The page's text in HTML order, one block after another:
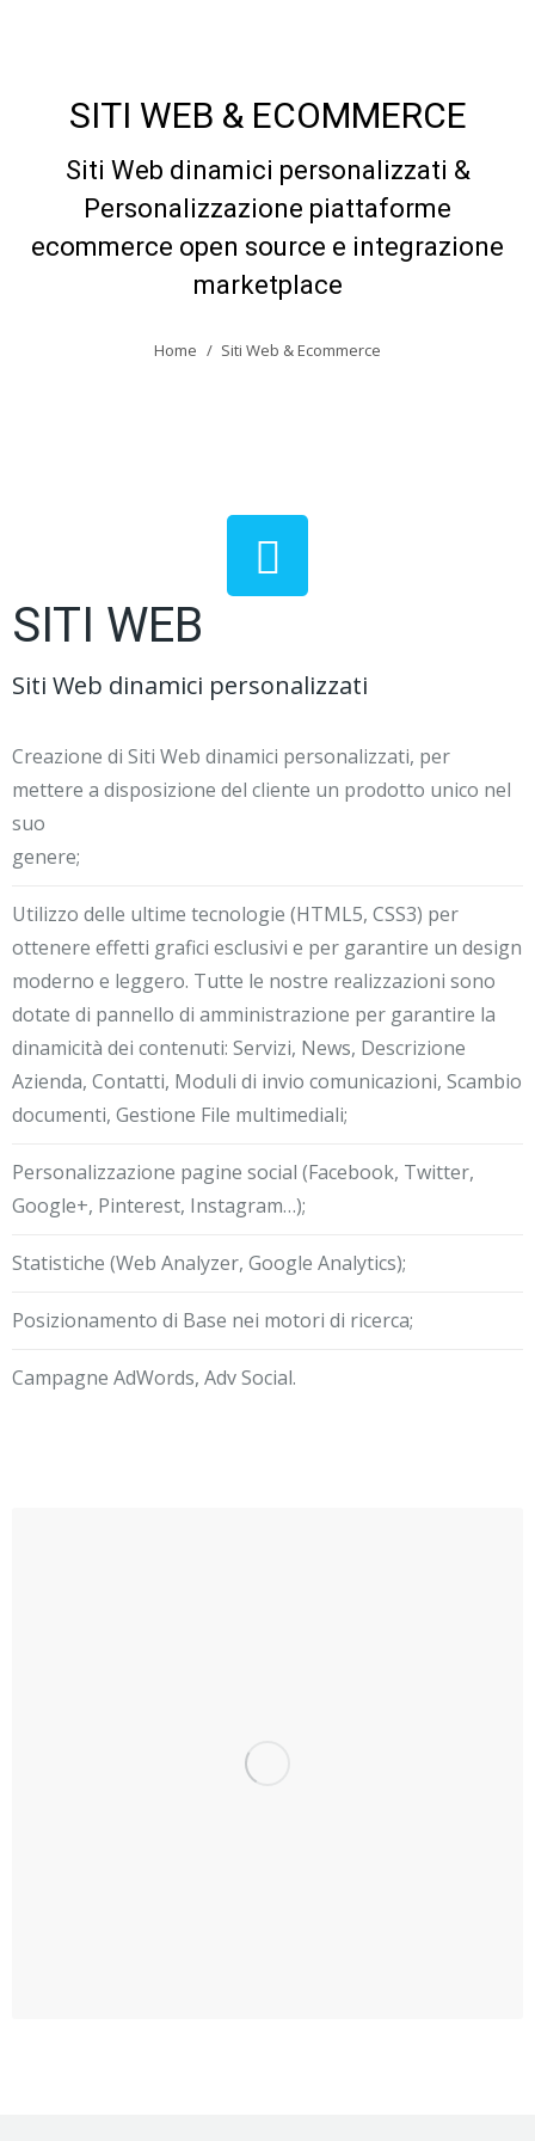
SITI WEB & ECOMMERCE
Siti Web dinamici personalizzati &
Personalizzazione piattaforme
ecommerce open source e integrazione
marketplace
You are here:
Home Siti Web & Ecommerce
SITI WEB
Siti Web dinamici personalizzati
Creazione di Siti Web dinamici personalizzati, per
mettere a disposizione del cliente un prodotto unico nel
suo
genere;
Utilizzo delle ultime tecnologie (HTML5, CSS3) per
ottenere effetti grafici esclusivi e per garantire un design
moderno e leggero. Tutte le nostre realizzazioni sono
dotate di pannello di amministrazione per garantire la
dinamicità dei contenuti: Servizi, News, Descrizione
Azienda, Contatti, Moduli di invio comunicazioni, Scambio
documenti, Gestione File multimediali;
Personalizzazione pagine social (Facebook, Twitter,
Google+, Pinterest, Instagram…);
Statistiche (Web Analyzer, Google Analytics);
Posizionamento di Base nei motori di ricerca;
Campagne AdWords, Adv Social.